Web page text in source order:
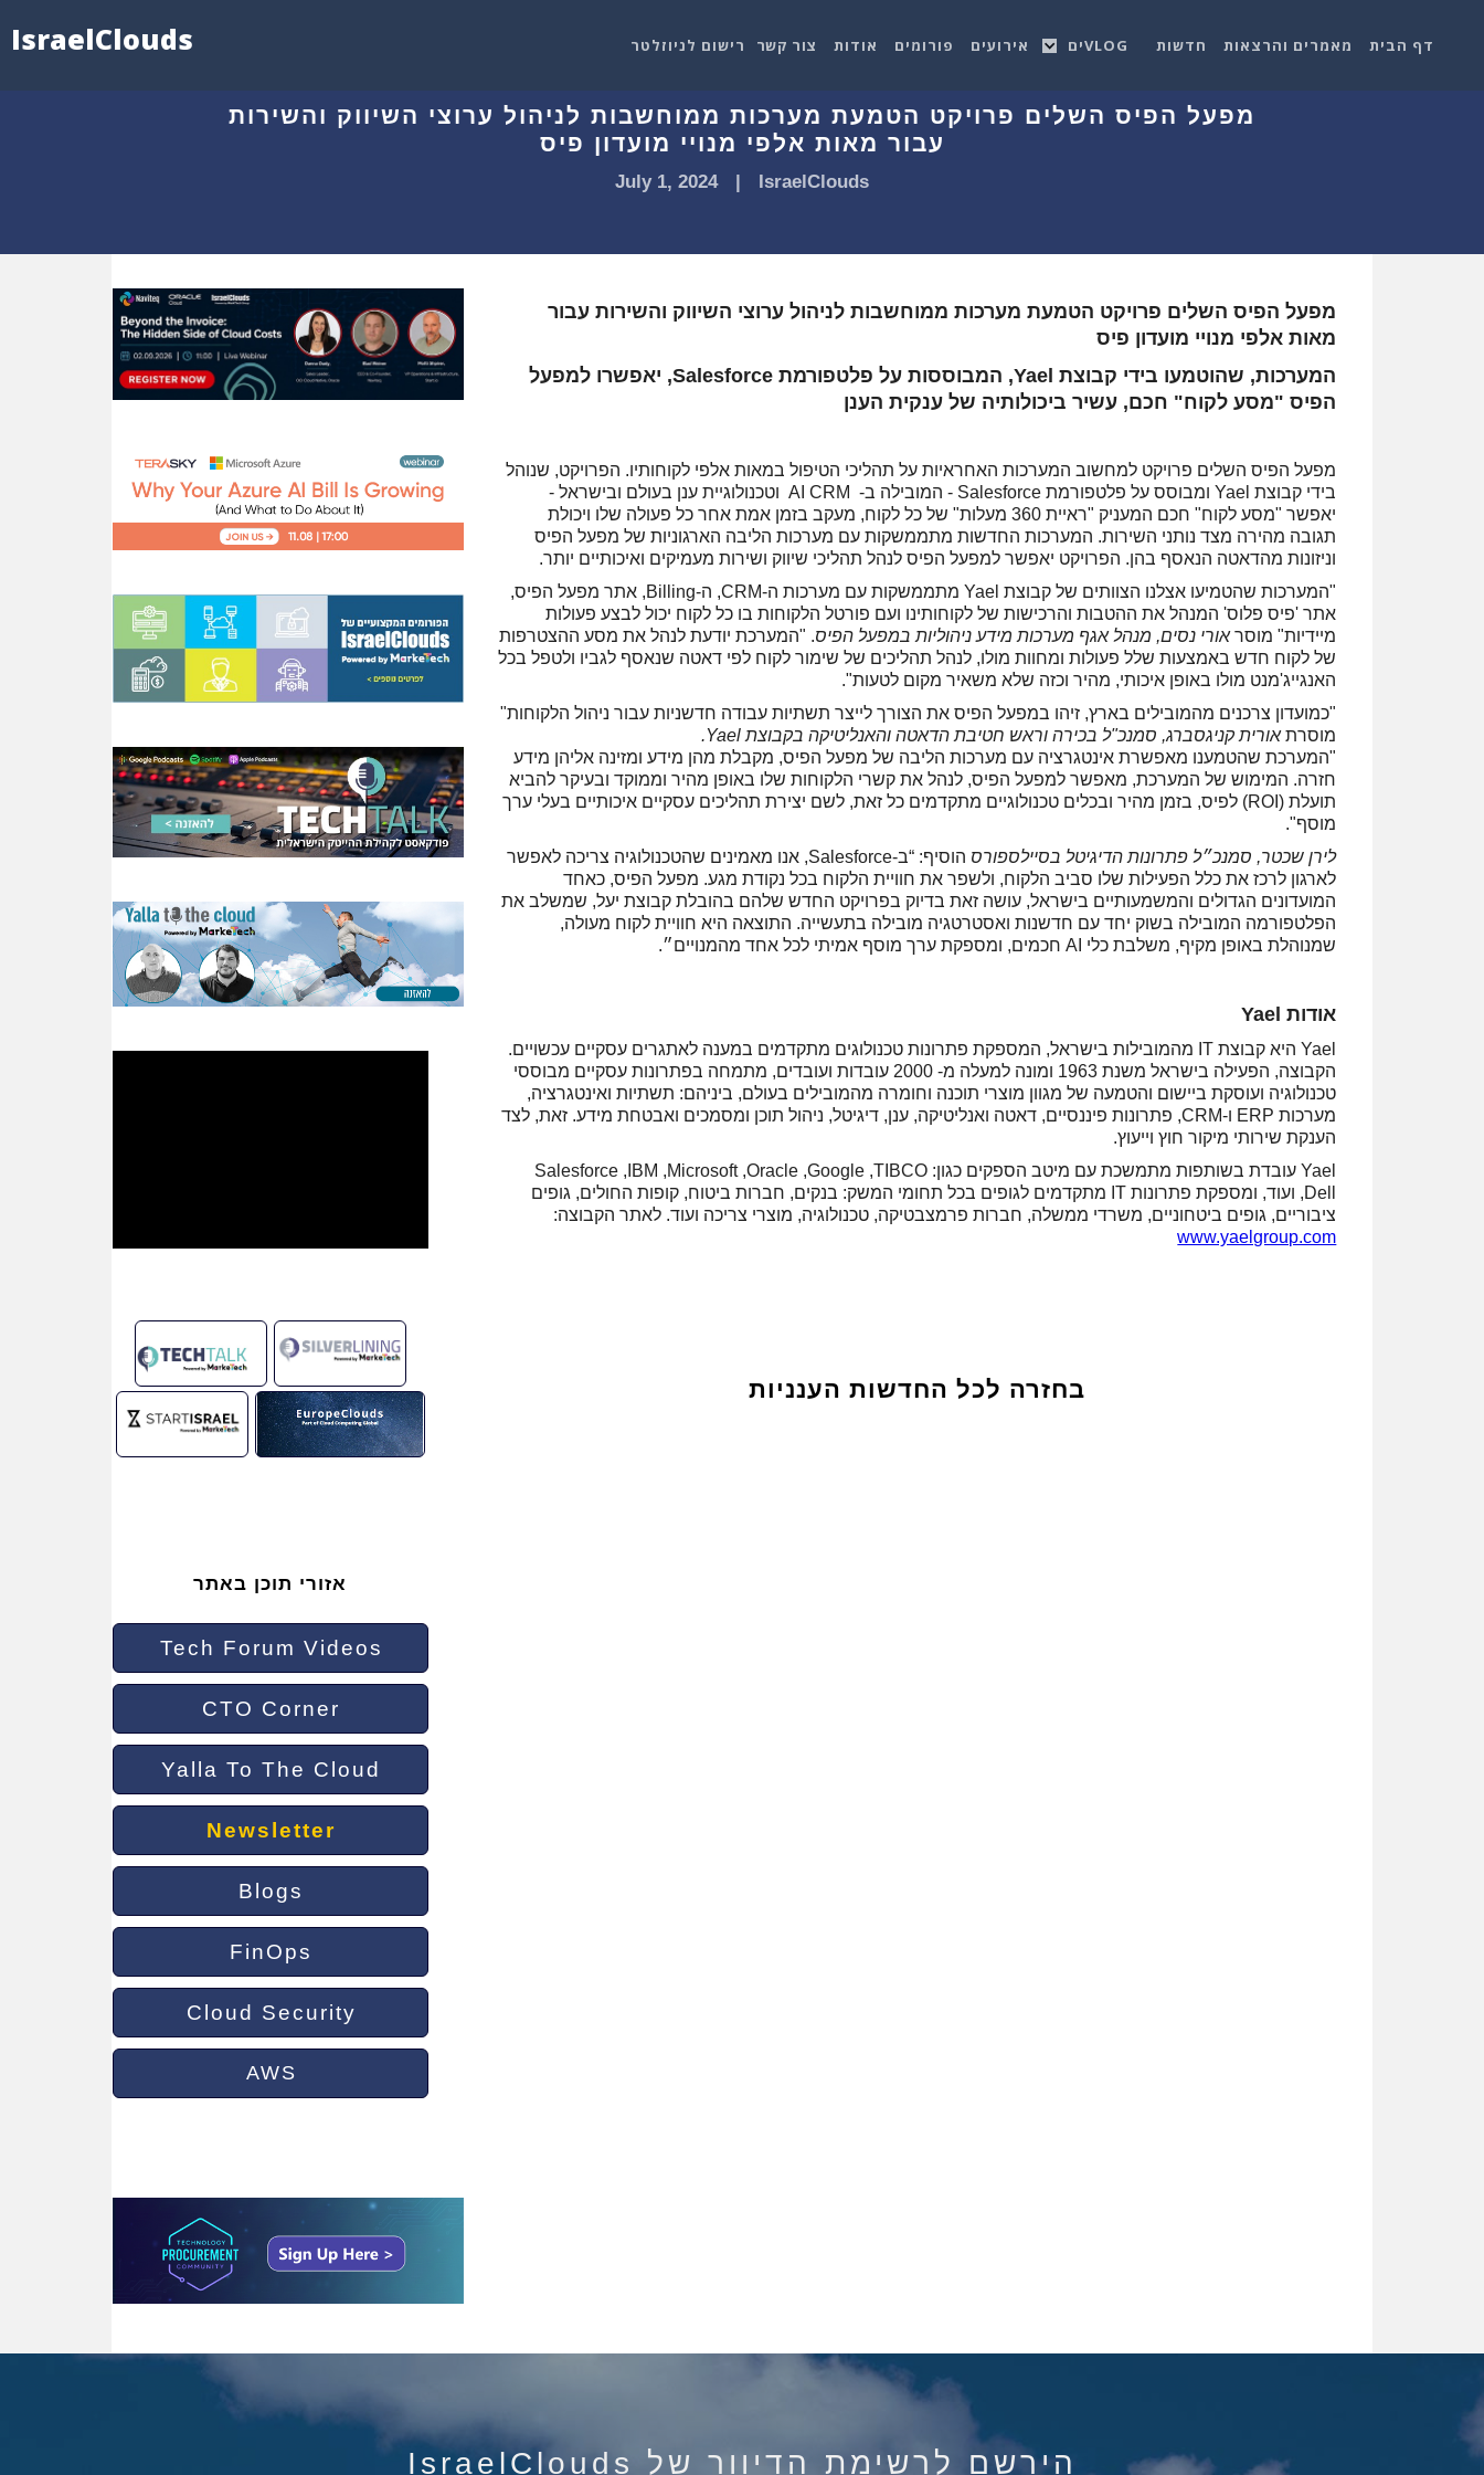
IsraelClouds דף הבית מאמרים והרצאות חדשות VLOGים אירועים פורומים אודות צור קשר רישום לניוזלטר
מפעל הפיס השלים פרויקט הטמעת מערכות ממוחשבות לניהול ערוצי השיווק והשירות
עבור מאות אלפי מנויי מועדון פיס
IsraelClouds
|
July 1, 2024
אזורי תוכן באתר
Tech Forum Videos
CTO Corner
Yalla To The Cloud
Newsletter
Blogs
FinOps
Cloud Security
AWS
מפעל הפיס השלים פרויקט הטמעת מערכות ממוחשבות לניהול ערוצי השיווק והשירות עבור
מאות אלפי מנויי מועדון פיס
המערכות, שהוטמעו בידי קבוצת Yael, המבוססות על פלטפורמת Salesforce, יאפשרו למפעל
הפיס "מסע לקוח" חכם, עשיר ביכולותיה של ענקית הענן
מפעל הפיס השלים פרויקט למחשוב המערכות האחראיות על תהליכי הטיפול במאות אלפי לקוחותיו. הפרויקט, שנוהל
בידי קבוצת Yael ומבוסס על פלטפורמת Salesforce - המובילה ב- AI CRM וטכנולוגיית ענן בעולם ובישראל -
יאפשר "מסע לקוח" חכם המעניק "ראיית 360 מעלות" של כל לקוח, מעקב בזמן אמת אחר כל פעולה שלו ויכולת
תגובה מהירה מצד נותני השירות. המערכות החדשות מתממשקות עם מערכות הליבה הארגוניות של מפעל הפיס
וניזונות מהדאטה הנאסף בהן. הפרויקט יאפשר למפעל הפיס לנהל תהליכי שיווק ושירות מעמיקים ואיכותיים יותר.
"המערכות שהטמיעו אצלנו הצוותים של קבוצת Yael מתממשקות עם מערכות ה-CRM, ה-Billing, אתר מפעל הפיס,
אתר 'פיס פלוס' המנהל את ההטבות והרכישות של לקוחותינו ועם פורטל הלקוחות בו כל לקוח יכול לבצע פעולות
מיידיות" מוסראורי נסים, מנהל אגף מערכות מידע ניהוליות במפעל הפיס. "המערכת יודעת לנהל את מסע ההצטרפות
של לקוח חדש באמצעות שלל פעולות ומחוות מולו, לנהל תהליכים של שימור לקוח לפי דאטה שנאסף לגביו ולטפל בכל
האנגייג'מנט מולו באופן איכותי, מהיר וכזה שלא משאיר מקום לטעות".
"כמועדון צרכנים מהמובילים בארץ, זיהו במפעל הפיס את הצורך לייצר תשתיות עבודה חדשניות עבור ניהול הלקוחות"
מוסרתאורית קניגסברג, סמנכ"ל בכירה וראש חטיבת הדאטה והאנליטיקה בקבוצת Yael.
"המערכת שהטמענו מאפשרת אינטגרציה עם מערכות הליבה של מפעל הפיס, מקבלת מהן מידע ומזינה אליהן מידע
חזרה. המימוש של המערכת, מאפשר למפעל הפיס, לנהל את קשרי הלקוחות שלו באופן מהיר וממוקד ובעיקר להביא
תועלת (ROI) לפיס, בזמן מהיר ובכלים טכנולוגיים מתקדמים כל זאת, לשם יצירת תהליכים עסקיים איכותיים בעלי ערך
מוסף".
לירן שכטר, סמנכ״ל פתרונות הדיגיטל בסיילספורס
הוסיף: “ב-Salesforce, אנו מאמינים שהטכנולוגיה צריכה לאפשר
לארגון לרכז את כלל הפעילות שלו סביב הלקוח, ולשפר את חוויית הלקוח בכל נקודת מגע. מפעל הפיס, כאחד
המועדונים הגדולים והמשמעותיים בישראל, עושה זאת בדיוק בפרויקט החדש שלהם בהובלת קבוצת יעל, שמשלב את
הפלטפורמה המובילה בשוק יחד עם חדשנות ואסטרטגיה מובילה בתעשייה. התוצאה היא חוויית לקוח מעולה,
שמנוהלת באופן מקיף, משלבת כלי AI חכמים, ומספקת ערך מוסף אמיתי לכל אחד מהמנויים״.
אודות Yael
Yael היא קבוצת IT מהמובילות בישראל, המספקת פתרונות טכנולוגים מתקדמים במענה לאתגרים עסקיים עכשויים.
הקבוצה, הפעילה בישראל משנת 1963 ומונה למעלה מ- 2000 עובדות ועובדים, מתמחה בפתרונות עסקיים מבוססי
טכנולוגיה ועוסקת ביישום והטמעה של מגוון מוצרי תוכנה וחומרה מהמובילים בעולם, ביניהם: תשתיות ואינטגרציה,
מערכות ERP ו-CRM, פתרונות פיננסיים, דאטה ואנליטיקה, ענן, דיגיטל, ניהול תוכן ומסמכים ואבטחת מידע. זאת, לצד
הענקת שירותי מיקור חוץ וייעוץ.
Yael עובדת בשותפות מתמשכת עם מיטב הספקים כגון: Salesforce ,IBM ,Microsoft ,Oracle ,Google ,TIBCO
,Dell ועוד, ומספקת פתרונות IT מתקדמים לגופים בכל תחומי המשק: בנקים, חברות ביטוח, קופות החולים, גופים
ציבוריים, גופים ביטחוניים, משרדי ממשלה, חברות פרמצבטיקה, טכנולוגיה, מוצרי צריכה ועוד. לאתר הקבוצה:
www.yaelgroup.com
בחזרה לכל החדשות הענניות
הירשם לרשימת הדיוור של IsraelClouds